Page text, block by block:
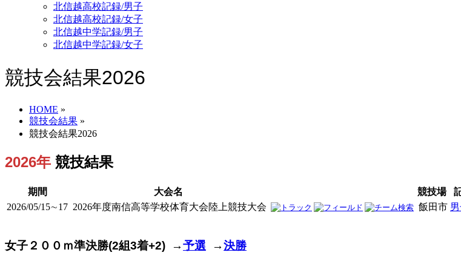
北信越高校記録/男子
北信越高校記録/女子
北信越中学記録/男子
北信越中学記録/女子
競技会結果2026
HOME »
競技会結果 »
競技会結果2026
2026年 競技結果
期間 大会名 競技場
2026/05/15∼17 2026年度南信高等学校体育大会陸上競技大会 飯田市
女子２００ｍ準決勝(2組3着+2) →予選 →決勝